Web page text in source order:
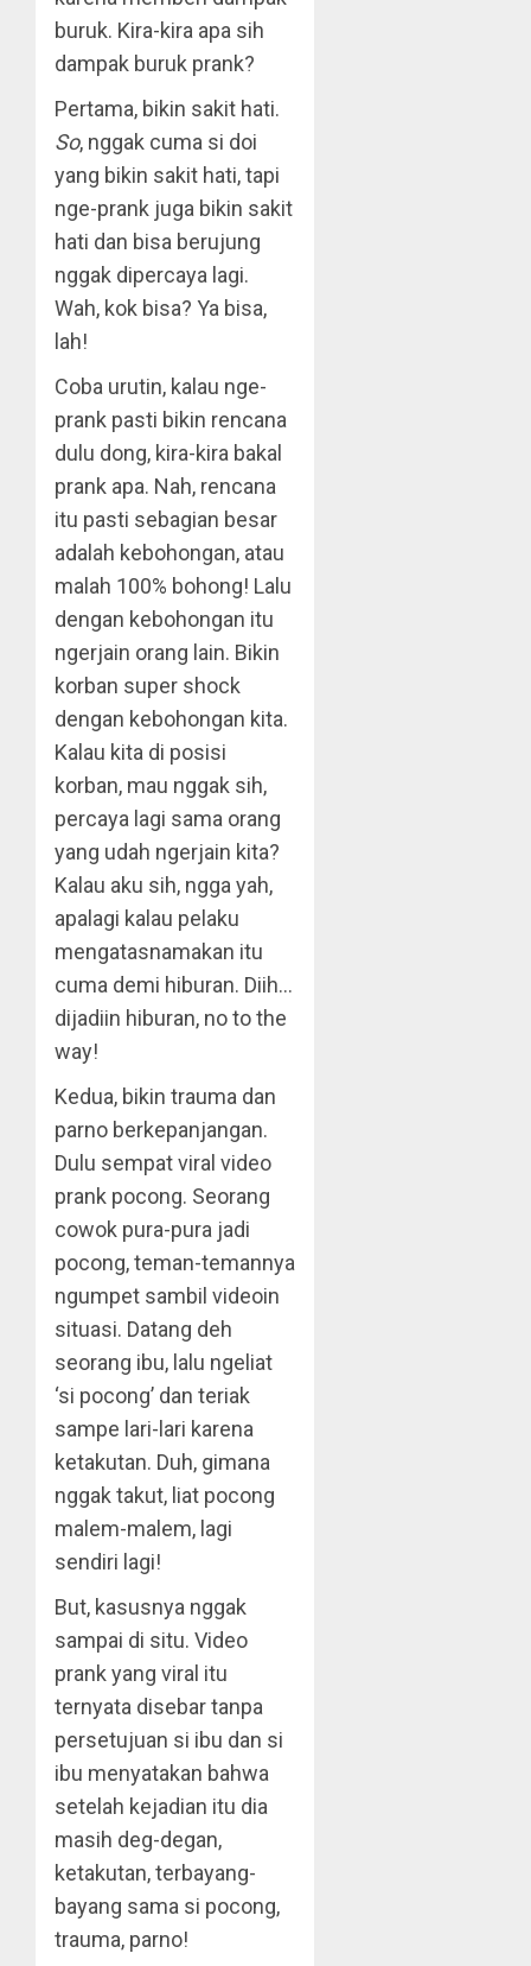
buruk. Kira-kira apa sih
dampak buruk prank?
Pertama, bikin sakit hati.
So, nggak cuma si doi
yang bikin sakit hati, tapi
nge-prank juga bikin sakit
hati dan bisa berujung
nggak dipercaya lagi.
Wah, kok bisa? Ya bisa,
lah!
Coba urutin, kalau nge-
prank pasti bikin rencana
dulu dong, kira-kira bakal
prank apa. Nah, rencana
itu pasti sebagian besar
adalah kebohongan, atau
malah 100% bohong! Lalu
dengan kebohongan itu
ngerjain orang lain. Bikin
korban super shock
dengan kebohongan kita.
Kalau kita di posisi
korban, mau nggak sih,
percaya lagi sama orang
yang udah ngerjain kita?
Kalau aku sih, ngga yah,
apalagi kalau pelaku
mengatasnamakan itu
cuma demi hiburan. Diih…
dijadiin hiburan, no to the
way!
Kedua, bikin trauma dan
parno berkepanjangan.
Dulu sempat viral video
prank pocong. Seorang
cowok pura-pura jadi
pocong, teman-temannya
ngumpet sambil videoin
situasi. Datang deh
seorang ibu, lalu ngeliat
‘si pocong’ dan teriak
sampe lari-lari karena
ketakutan. Duh, gimana
nggak takut, liat pocong
malem-malem, lagi
sendiri lagi!
But, kasusnya nggak
sampai di situ. Video
prank yang viral itu
ternyata disebar tanpa
persetujuan si ibu dan si
ibu menyatakan bahwa
setelah kejadian itu dia
masih deg-degan,
ketakutan, terbayang-
bayang sama si pocong,
trauma, parno!